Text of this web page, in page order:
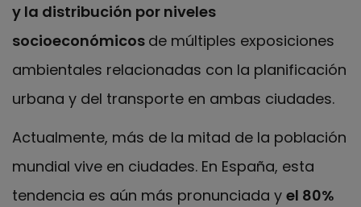
y la distribución por niveles
socioeconómicos de múltiples exposiciones
ambientales relacionadas con la planificación
urbana y del transporte en ambas ciudades.
Actualmente, más de la mitad de la población
mundial vive en ciudades. En España, esta
tendencia es aún más pronunciada y el 80%